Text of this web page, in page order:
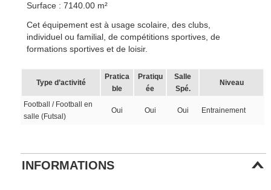
Surface : 7140.00 m²
Cet équipement est à usage scolaire, des clubs,
individuel ou familial, de compétitions sportives, de
formations sportives et de loisir.
Type d’activité
Pratica
ble
Pratiqu
ée
Salle
Spé.
Niveau
Football / Football en
salle (Futsal)
Oui Oui Oui Entrainement
INFORMATIONS